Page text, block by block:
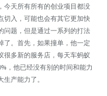
今天所有所有的创业项目都没
切入，可能也会有其它更加快
问题，但是通过一系列的打法
了。首先，如果撞单，他一定
很多新的服务店，每天车蚂蚁
，他已经没有别的时间和能力
产能力了。